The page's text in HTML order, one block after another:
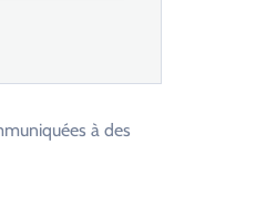
à des